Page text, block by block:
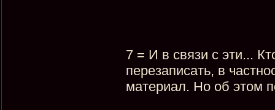
7 = И в связи с эти...
перезаписать, в
материал. Но об этом